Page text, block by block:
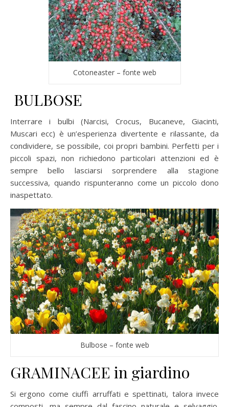
Cotoneaster – fonte web
BULBOSE
Interrare i bulbi (Narcisi, Crocus, Bucaneve, Giacinti,
Muscari ecc) è un’esperienza divertente e rilassante, da
condividere, se possibile, coi propri bambini. Perfetti per i
piccoli spazi, non richiedono particolari attenzioni ed è
sempre bello lasciarsi sorprendere alla stagione
successiva, quando rispunteranno come un piccolo dono
inaspettato.
Bulbose – fonte web
GRAMINACEE in giardino
Si ergono come ciuffi arruffati e spettinati, talora invece